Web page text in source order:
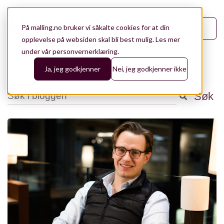
På malling.no bruker vi såkalte cookies for at din
opplevelse på websiden skal bli best mulig.Les mer
under vår personvernerklæring.
Ja, jeg godkjenner Nei, jeg godkjenner ikke
Malling.no / Blogg / Verdivurdering
+ Tema
Analyse
141
Aktuelt
98
Eiendomsforvaltning
76
Bærekraft og ESG
43
Utleie og konseptutvikling
43
Leietakerrådgiving
28
Teknologi
28
Dette er et søkefelt med en tilhørende funksjon for Søk